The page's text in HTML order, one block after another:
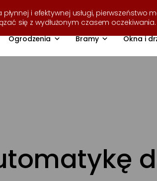
Ogrodzenia Bramy Okna i
i efektywnej usługi,
się z wydłużonym czasem